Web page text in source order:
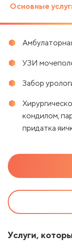
Основные
УЗИ
Забор
кондилом,
придатка
Услуги,